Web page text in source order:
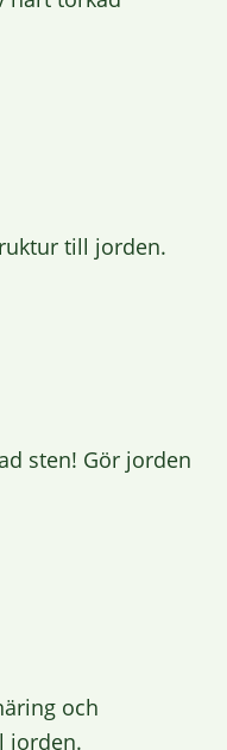
till jorden.
sten! Gör jorden
och
jorden.